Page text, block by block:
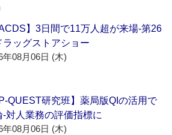
】3日間で11万人超が来場‐第26
ラッグストアショー
年08月06日 (木)
QUEST研究班】薬局版QIの活用で
‐対人業務の評価指標に
年08月06日 (木)